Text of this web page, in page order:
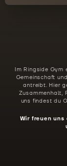
Im Ringside Gym
Gemeinschaft
antreibt. Hier
Zusammenhalt,
uns findest du
Wir freuen uns